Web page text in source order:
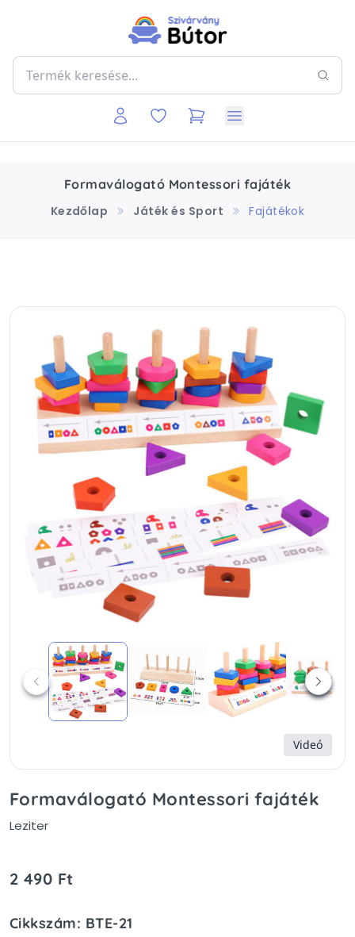
Formaválogató Montessori fajáték
Kezdőlap
Játék és Sport Fajátékok
Videó
Formaválogató Montessori fajáték
Leziter
2 490 Ft
Cikkszám: BTE-21